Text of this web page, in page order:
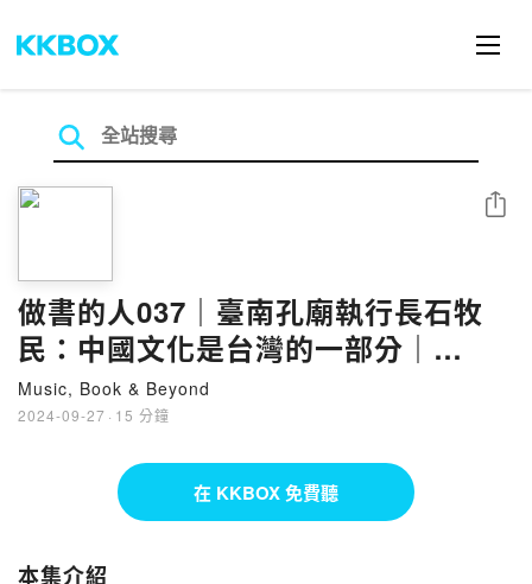
做書的人037｜臺南孔廟執行長石牧
民：中國文化是台灣的一部分｜
People of Publishing POP 037
Music, Book & Beyond
2024-09-27 · 15 分鐘
分享
在 KKBOX 免費聽
本集介紹